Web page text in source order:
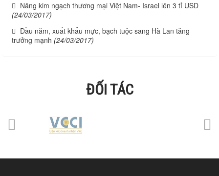
Nâng kim ngạch thương mại Việt Nam- Israel lên 3 tỉ USD
(24/03/2017)
Đầu năm, xuất khẩu mực, bạch tuộc sang Hà Lan tăng
trưởng mạnh (24/03/2017)
ĐỐI TÁC